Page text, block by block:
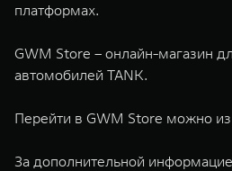
платформах.
GWM Store – онлайн-магазин
автомобилей TANK.
Перейти в GWM Store можно
За дополнительной